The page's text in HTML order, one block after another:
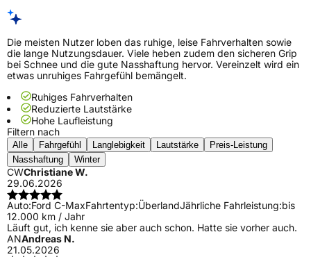
Die meisten Nutzer loben das ruhige, leise Fahrverhalten sowie
die lange Nutzungsdauer. Viele heben zudem den sicheren Grip
bei Schnee und die gute Nasshaftung hervor. Vereinzelt wird ein
etwas unruhiges Fahrgefühl bemängelt.
Ruhiges Fahrverhalten
Reduzierte Lautstärke
Hohe Laufleistung
Filtern nach
Alle Fahrgefühl Langlebigkeit Lautstärke
Preis-Leistung
Nasshaftung
Winter
CWChristiane W.
29.06.2026
Auto:Ford C-MaxFahrtentyp:ÜberlandJährliche Fahrleistung:bis
12.000 km / Jahr
Läuft gut, ich kenne sie aber auch schon. Hatte sie vorher auch.
ANAndreas N.
21.05.2026